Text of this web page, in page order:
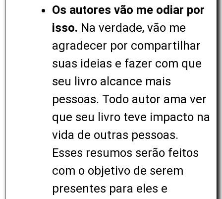
Os autores vão me odiar por
isso. Na verdade, vão me
agradecer por compartilhar
suas ideias e fazer com que
seu livro alcance mais
pessoas. Todo autor ama ver
que seu livro teve impacto na
vida de outras pessoas.
Esses resumos serão feitos
com o objetivo de serem
presentes para eles e